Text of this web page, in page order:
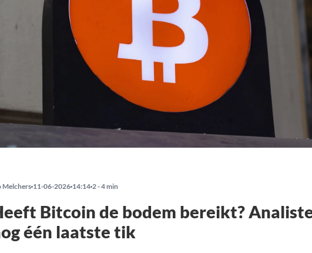
Melchers 11-06-2026 14:14 2 - 4 min
Bitcoin de bodem bereikt?
één laatste tik